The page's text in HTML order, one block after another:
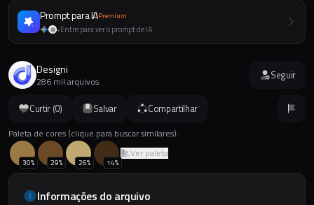
Curtir (0) Salvar Compartilhar
Paleta de cores (clique para buscar similares):
30% 29% 26% 14%
Ver paleta
Informações do arquivo
Prompt para IAPremium
+Entre para ver o prompt de IA
Designi
286 mil arquivos Seguir